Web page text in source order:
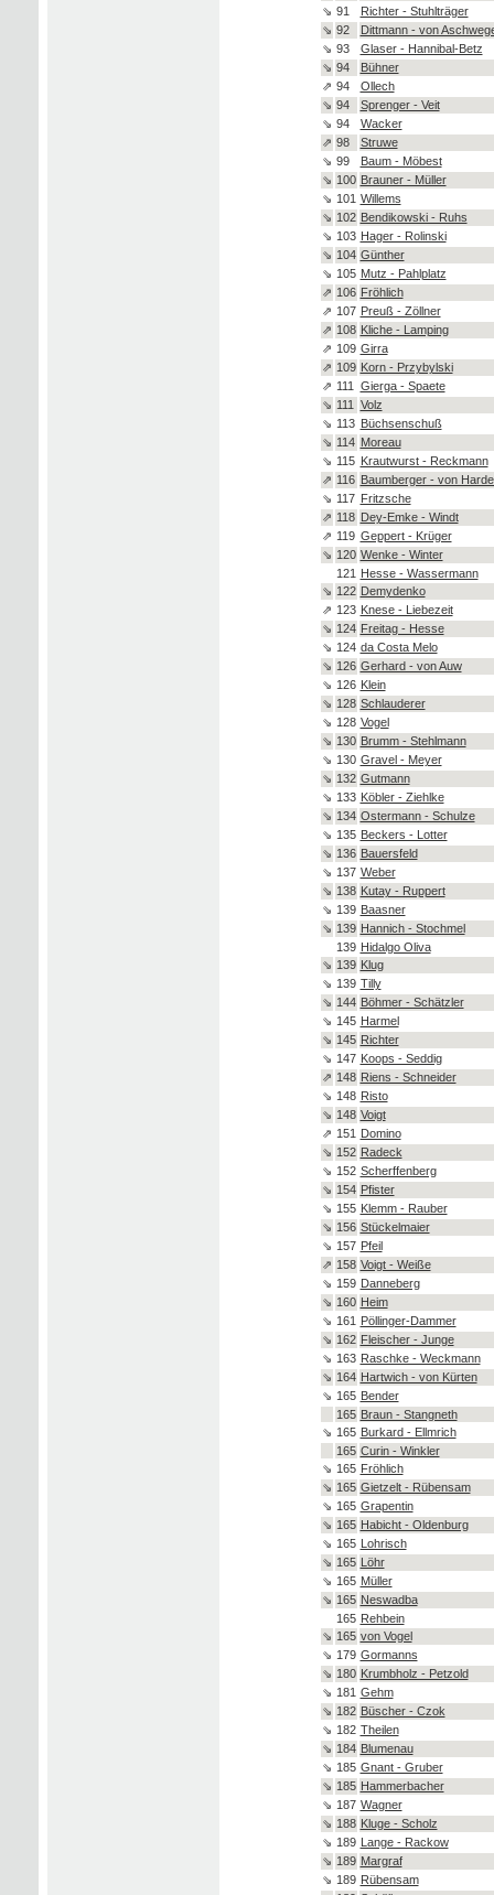
⇘ 91
Richter - Stuhlträger
⇘ 92
Dittmann - von
⇘ 93
Glaser - Hannibal-Betz
⇘ 94
Bühner
⇗ 94
Ollech
⇘ 94
Sprenger - Veit
⇘ 94
Wacker
⇗ 98
Struwe
⇘ 99
Baum - Möbest
⇘ 100 Brauner - Müller
⇘ 101 Willems
⇘ 102 Bendikowski - Ruhs
⇘ 103 Hager - Rolinski
⇘ 104 Günther
⇘ 105 Mutz - Pahlplatz
⇗ 106 Fröhlich
⇗ 107 Preuß - Zöllner
⇗ 108 Kliche - Lamping
⇗ 109 Girra
⇗ 109 Korn - Przybylski
⇗ 111
Gierga - Spaete
⇘ 111
Volz
⇘ 113 Büchsenschuß
⇘ 114 Moreau
⇘ 115 Krautwurst - Reckmann
⇗ 116 Baumberger - von
⇘ 117 Fritzsche
⇗ 118 Dey-Emke - Windt
⇗ 119 Geppert - Krüger
⇘ 120 Wenke - Winter
121 Hesse - Wassermann
⇘ 122 Demydenko
⇗ 123 Knese - Liebezeit
⇘ 124 Freitag - Hesse
⇘ 124 da Costa Melo
⇘ 126 Gerhard - von Auw
⇘ 126 Klein
⇘ 128 Schlauderer
⇘ 128 Vogel
⇘ 130 Brumm - Stehlmann
⇘ 130 Gravel - Meyer
⇘ 132 Gutmann
⇘ 133 Köbler - Ziehlke
⇘ 134 Ostermann - Schulze
⇘ 135 Beckers - Lotter
⇘ 136 Bauersfeld
⇘ 137 Weber
⇘ 138 Kutay - Ruppert
⇘ 139 Baasner
⇘ 139 Hannich - Stochmel
139 Hidalgo Oliva
⇘ 139 Klug
⇘ 139 Tilly
⇘ 144 Böhmer - Schätzler
⇘ 145 Harmel
⇘ 145 Richter
⇘ 147 Koops - Seddig
⇗ 148 Riens - Schneider
⇘ 148 Risto
⇘ 148 Voigt
⇗ 151 Domino
⇘ 152 Radeck
⇘ 152 Scherffenberg
⇘ 154 Pfister
⇘ 155 Klemm - Rauber
⇘ 156 Stückelmaier
⇘ 157 Pfeil
⇗ 158 Voigt - Weiße
⇘ 159 Danneberg
⇘ 160 Heim
⇘ 161 Pöllinger-Dammer
⇘ 162 Fleischer - Junge
⇘ 163 Raschke - Weckmann
⇘ 164 Hartwich - von Kürten
⇘ 165 Bender
165 Braun - Stangneth
⇘ 165 Burkard - Ellmrich
165 Curin - Winkler
⇘ 165 Fröhlich
⇘ 165 Gietzelt - Rübensam
⇘ 165 Grapentin
⇘ 165 Habicht - Oldenburg
⇘ 165 Lohrisch
⇘ 165 Löhr
⇘ 165 Müller
⇘ 165 Neswadba
165 Rehbein
⇘ 165 von Vogel
⇘ 179 Gormanns
⇘ 180 Krumbholz - Petzold
⇘ 181 Gehm
⇘ 182 Büscher - Czok
⇘ 182 Theilen
⇘ 184 Blumenau
⇘ 185 Gnant - Gruber
⇘ 185 Hammerbacher
⇘ 187 Wagner
⇘ 188 Kluge - Scholz
⇘ 189 Lange - Rackow
⇘ 189 Margraf
⇘ 189 Rübensam